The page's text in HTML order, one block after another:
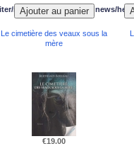
modules/mod_filterednews/
Le cimetière des veaux sous la
mère
€19.00